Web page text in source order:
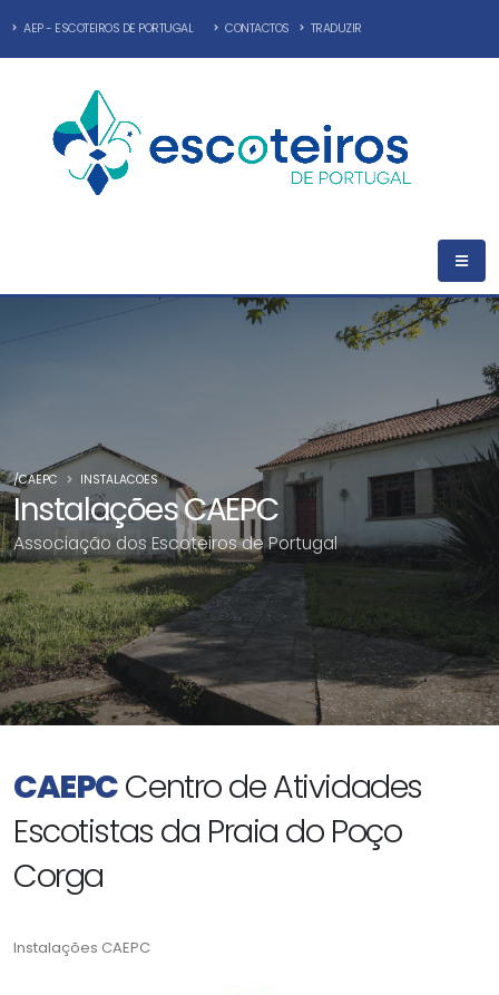
AEP - ESCOTEIROS DE PORTUGAL CONTACTOS TRADUZIR
Instalações CAEPC
Associação dos Escoteiros de Portugal
/CAEPC INSTALACOES
CAEPCCentro de Atividades
Escotistas da Praia do Poço
Corga
Instalações CAEPC